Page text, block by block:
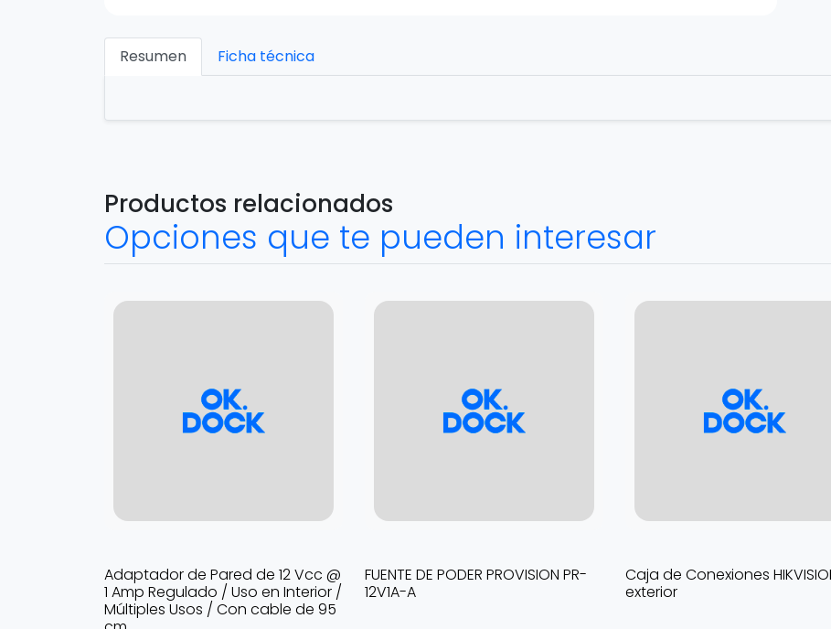
Resumen Ficha técnica
Productos relacionados
Opciones que te pueden interesar
Adaptador de Pared de 12 Vcc @
1 Amp Regulado / Uso en Interior /
Múltiples Usos / Con cable de 95
FUENTE DE PODER PROVISION PR-
12V1A-A
Caja de Conexiones
exterior